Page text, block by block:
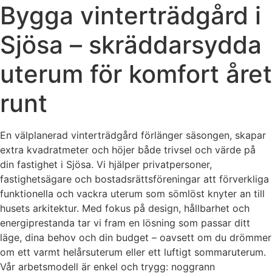
Bygga vinterträdgård i
Sjösa – skräddarsydda
uterum för komfort året
runt
En välplanerad vinterträdgård förlänger säsongen, skapar
extra kvadratmeter och höjer både trivsel och värde på
din fastighet i Sjösa. Vi hjälper privatpersoner,
fastighetsägare och bostadsrättsföreningar att förverkliga
funktionella och vackra uterum som sömlöst knyter an till
husets arkitektur. Med fokus på design, hållbarhet och
energiprestanda tar vi fram en lösning som passar ditt
läge, dina behov och din budget – oavsett om du drömmer
om ett varmt helårsuterum eller ett luftigt sommaruterum.
Vår arbetsmodell är enkel och trygg: noggrann